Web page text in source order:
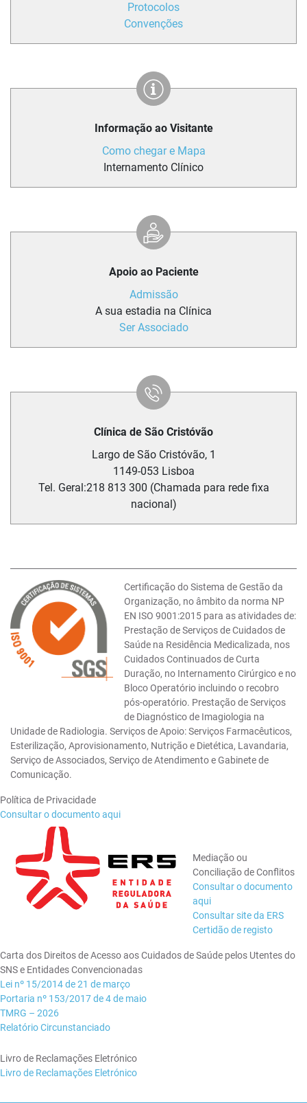
Protocolos
Convenções
Informação ao Visitante
Como chegar e Mapa
Internamento Clínico
Apoio ao Paciente
Admissão
A sua estadia na Clínica
Ser Associado
Clínica de São Cristóvão
Largo de São Cristóvão, 1
1149-053 Lisboa
Tel. Geral:218 813 300 (Chamada para rede fixa
nacional)
Certificação do Sistema de Gestão da
Organização, no âmbito da norma NP
EN ISO 9001:2015 para as atividades de:
Prestação de Serviços de Cuidados de
Saúde na Residência Medicalizada, nos
Cuidados Continuados de Curta
Duração, no Internamento Cirúrgico e no
Bloco Operatório incluindo o recobro
pós-operatório. Prestação de Serviços
de Diagnóstico de Imagiologia na
Unidade de Radiologia. Serviços de Apoio: Serviços Farmacêuticos,
Esterilização, Aprovisionamento, Nutrição e Dietética, Lavandaria,
Serviço de Associados, Serviço de Atendimento e Gabinete de
Comunicação.
Política de Privacidade
Consultar o documento aqui
Mediação ou
Conciliação de Conflitos
Consultar o documento
aqui
Consultar site da ERS
Certidão de registo
Carta dos Direitos de Acesso aos Cuidados de Saúde pelos Utentes do
SNS e Entidades Convencionadas
Lei nº 15/2014 de 21 de março
Portaria nº 153/2017 de 4 de maio
TMRG – 2026
Relatório Circunstanciado
Livro de Reclamações Eletrónico
Livro de Reclamações Eletrónico